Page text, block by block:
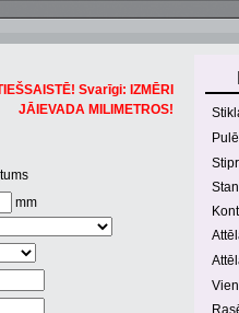
Svarīgi: IZMĒRI
JĀIEVADA MILIMETROS!
mm